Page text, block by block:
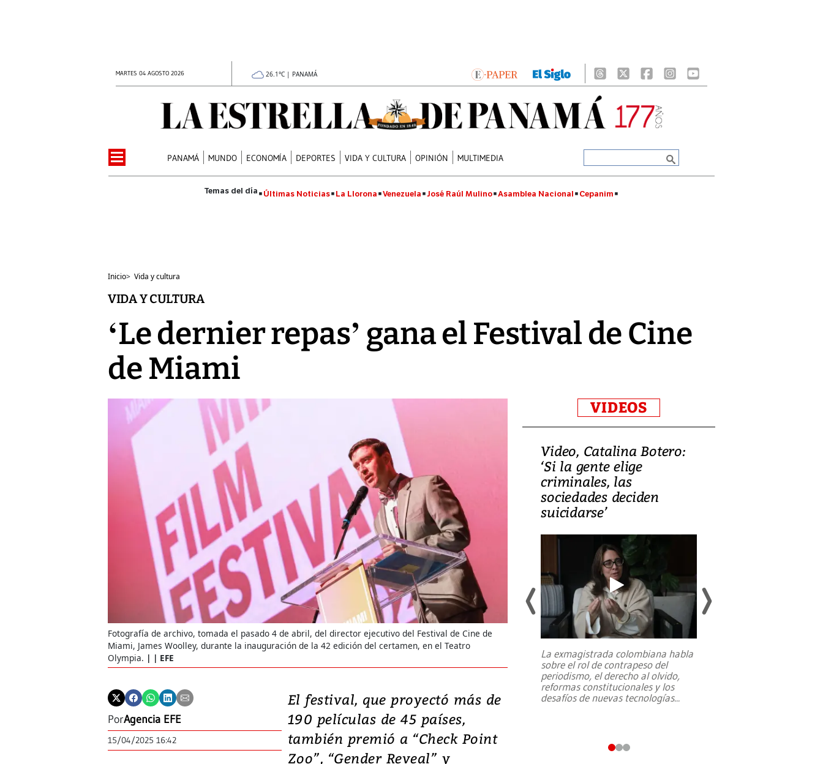
MARTES 04 AGOSTO 2026 26.1°C | PANAMÁ
PANAMÁ MUNDO ECONOMÍA DEPORTES VIDA Y CULTURA OPINIÓN MULTIMEDIA
Últimas Noticias La Llorona Venezuela José Raúl Mulino Asamblea Nacional Cepanim
Inicio> Vida y cultura
VIDA Y CULTURA
‘Le dernier repas’ gana el Festival de Cine
de Miami
Fotografía de archivo, tomada el pasado 4 de abril, del director ejecutivo del Festival de Cine de
Miami, James Woolley, durante la inauguración de la 42 edición del certamen, en el Teatro
Olympia.
| EFE
PorAgencia EFE
15/04/2025 16:42
El festival, que proyectó más de
190 películas de 45 países,
también premió a “Check Point
Zoo”, “Gender Reveal” y
VIDEOS
Video, Japón: Terremoto
deja heridos y graves
daños en Kumamoto
Un fuerte terremoto de magnitud
7,1 se registró este martes 28 de
julio en la prefectura de Kumamoto,
emergencia de gran...
Video, Catalina Botero:
‘Si la gente elige
criminales, las
sociedades deciden
suicidarse’
La exmagistrada colombiana habla
sobre el rol de contrapeso del
periodismo, el derecho al olvido,
reformas constitucionales y los
desafíos de nuevas tecnologías...